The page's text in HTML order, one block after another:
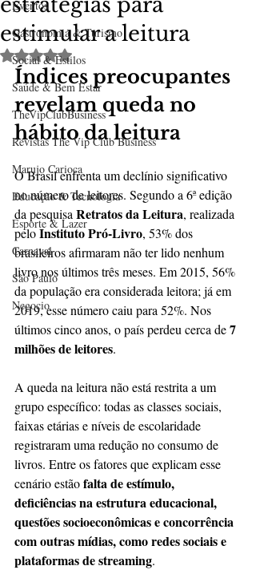
Eventos
Gastronomia & Turismo
Social & Estilos
Saúde & Bem Estar
TheVipClubBusiness
Revistas The Vip Club Business
Marujo Carioca
Educação & Tecnologia
Esporte & Lazer
Carnaval
São Paulo
Negocio
estimular a leitura
Avaliado com NaN de 5 estrelas.
Índices preocupantes
revelam queda no
hábito da leitura
O Brasil enfrenta um declínio significativo
no número de leitores. Segundo a 6ª edição
da pesquisa Retratos da Leitura, realizada
pelo Instituto Pró-Livro, 53% dos
brasileiros afirmaram não ter lido nenhum
livro nos últimos três meses. Em 2015, 56%
da população era considerada leitora; já em
2019, esse número caiu para 52%. Nos
últimos cinco anos, o país perdeu cerca de 7
milhões de leitores.
A queda na leitura não está restrita a um
grupo específico: todas as classes sociais,
faixas etárias e níveis de escolaridade
registraram uma redução no consumo de
livros. Entre os fatores que explicam esse
cenário estão falta de estímulo,
deficiências na estrutura educacional,
questões socioeconômicas e concorrência
com outras mídias, como redes sociais e
plataformas de streaming.